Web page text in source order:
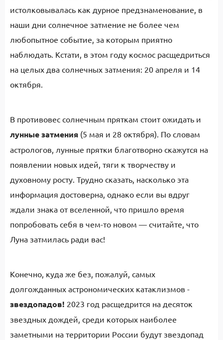
истолковывалась как дурное предзнаменование, в
наши дни солнечное затмение не более чем
любопытное событие, за которым приятно
наблюдать. Кстати, в этом году космос расщедриться
на целых два солнечных затмения: 20 апреля и 14
октября.
В противовес солнечным пряткам стоит ожидать и
лунные затмения (5 мая и 28 октября). По словам
астрологов, лунные прятки благотворно скажутся на
появлении новых идей, тяги к творчеству и
духовному росту. Трудно сказать, насколько эта
информация достоверна, однако если вы вдруг
ждали знака от вселенной, что пришло время
попробовать себя в чем-то новом — считайте, что
Луна затмилась ради вас!
Конечно, куда же без, пожалуй, самых
долгожданных астрономических катаклизмов -
звездопадов! 2023 год расщедрится на десяток
звездных дождей, среди которых наиболее
заметными на территории России будут звездопад